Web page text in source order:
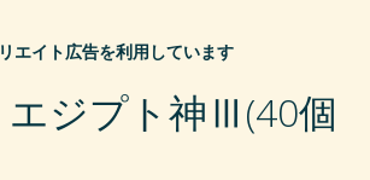
エイト広告を利用しています
エジプト神Ⅲ(40個